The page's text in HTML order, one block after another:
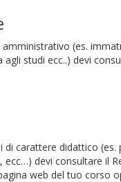
(es.
studi ecc..) devi
carattere didattico
ecc…) devi consultare il
web del tuo corso